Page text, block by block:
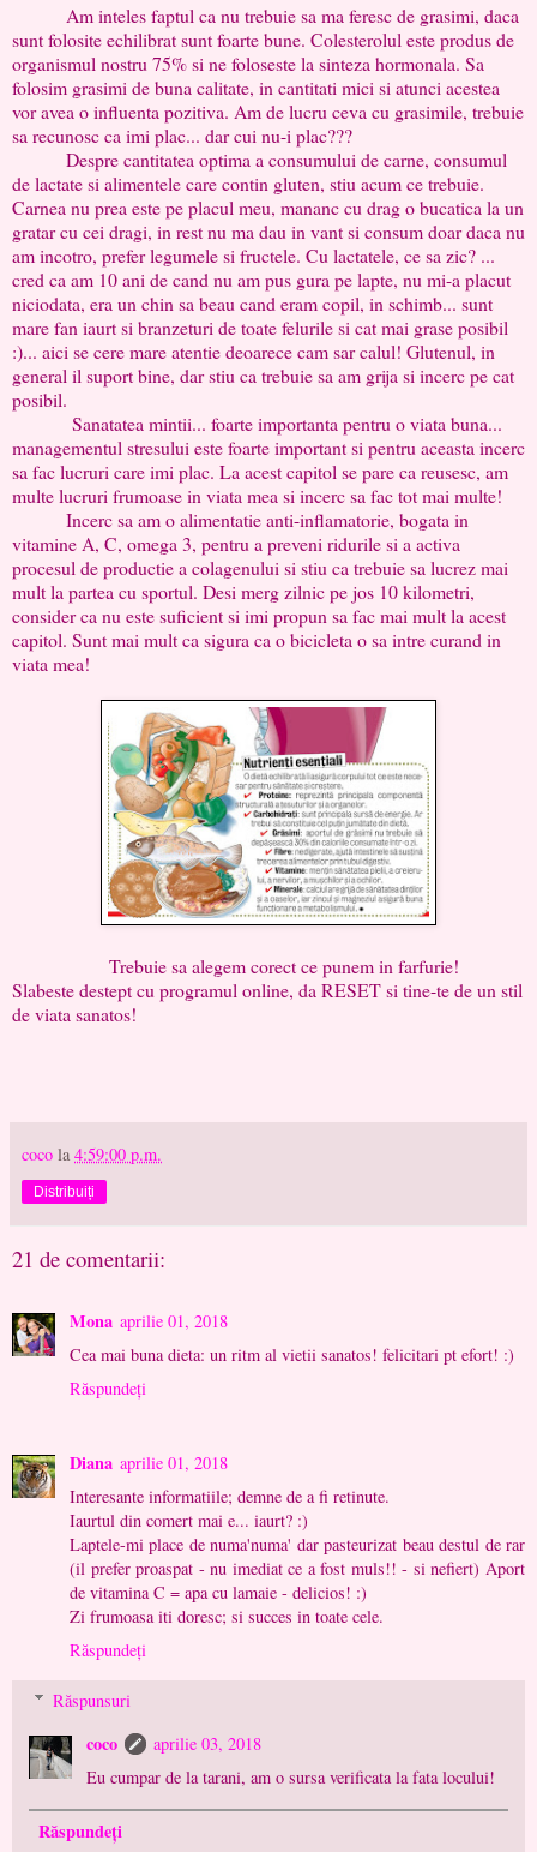
Am inteles faptul ca nu trebuie sa ma feresc de grasimi, daca
sunt folosite echilibrat sunt foarte bune. Colesterolul este produs de
organismul nostru 75% si ne foloseste la sinteza hormonala. Sa
folosim grasimi de buna calitate, in cantitati mici si atunci acestea
vor avea o influenta pozitiva. Am de lucru ceva cu grasimile, trebuie
sa recunosc ca imi plac... dar cui nu-i plac???
Despre cantitatea optima a consumului de carne, consumul
de lactate si alimentele care contin gluten, stiu acum ce trebuie.
Carnea nu prea este pe placul meu, mananc cu drag o bucatica la un
gratar cu cei dragi, in rest nu ma dau in vant si consum doar daca nu
am incotro, prefer legumele si fructele. Cu lactatele, ce sa zic? ...
cred ca am 10 ani de cand nu am pus gura pe lapte, nu mi-a placut
niciodata, era un chin sa beau cand eram copil, in schimb... sunt
mare fan iaurt si branzeturi de toate felurile si cat mai grase posibil
:)... aici se cere mare atentie deoarece cam sar calul! Glutenul, in
general il suport bine, dar stiu ca trebuie sa am grija si incerc pe cat
posibil.
Sanatatea mintii... foarte importanta pentru o viata buna...
managementul stresului este foarte important si pentru aceasta incerc
sa fac lucruri care imi plac. La acest capitol se pare ca reusesc, am
multe lucruri frumoase in viata mea si incerc sa fac tot mai multe!
Incerc sa am o alimentatie anti-inflamatorie, bogata in
vitamine A, C, omega 3, pentru a preveni ridurile si a activa
procesul de productie a colagenului si stiu ca trebuie sa lucrez mai
mult la partea cu sportul. Desi merg zilnic pe jos 10 kilometri,
consider ca nu este suficient si imi propun sa fac mai mult la acest
capitol. Sunt mai mult ca sigura ca o bicicleta o sa intre curand in
viata mea!
Trebuie sa alegem corect ce punem in farfurie!
Slabeste destept cu programul online, da RESET si tine-te de un stil
de viata sanatos!
coco la 4:59:00 p.m.
Distribuiți
21 de comentarii:
Mona aprilie 01, 2018
Cea mai buna dieta: un ritm al vietii sanatos! felicitari pt efort! :)
Răspundeți
Diana aprilie 01, 2018
Interesante informatiile; demne de a fi retinute.
Iaurtul din comert mai e... iaurt? :)
Laptele-mi place de numa'numa' dar pasteurizat beau destul de rar
(il prefer proaspat - nu imediat ce a fost muls!! - si nefiert) Aport
de vitamina C = apa cu lamaie - delicios! :)
Zi frumoasa iti doresc; si succes in toate cele.
Răspundeți
Răspunsuri
coco
aprilie 03, 2018
Eu cumpar de la tarani, am o sursa verificata la fata locului!
Răspundeți